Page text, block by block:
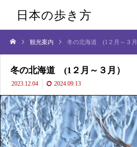
日本の歩き方
観光案内 冬の北海道 (1２月～３月
冬の北海道 (1２月～３月）
2023.12.04 2024.09.13